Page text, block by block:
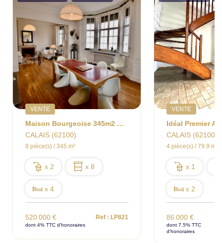
VENTE
Maison Bourgeoise 345m2 Calais Théâtre
CALAIS (62100)
8 pièce(s) / 345 m²
x 2 x 8
x 4
520 000 €
dont 4% TTC d'honoraires
Ref : LP821
VENTE
CALAIS (62100)
4 pièce(s) / 79.9 m²
x 1
x 2
86 000 €
dont 7.5% TTC
d'honoraires